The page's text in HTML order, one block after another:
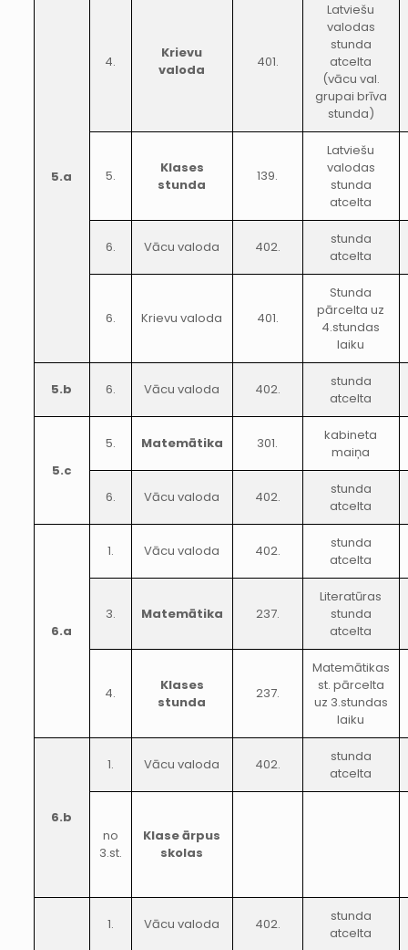
5.a
4.
Krievu
valoda
401.
Latviešu
valodas
stunda
atcelta
(vācu val.
grupai brīva
stunda)
5.
Klases
stunda
139.
Latviešu
valodas
stunda
atcelta
6. Vācu valoda 402.
stunda
atcelta
6. Krievu valoda 401.
Stunda
pārcelta uz
4.stundas
laiku
5.b 6. Vācu valoda 402.
stunda
atcelta
5.c
5. Matemātika 301.
kabineta
maiņa
6. Vācu valoda 402.
stunda
atcelta
6.a
1. Vācu valoda 402.
stunda
atcelta
3. Matemātika 237.
Literatūras
stunda
atcelta
4.
Klases
stunda
237.
Matemātikas
st. pārcelta
uz 3.stundas
laiku
6.b
1. Vācu valoda 402.
stunda
atcelta
no
3.st.
Klase ārpus
skolas
1. Vācu valoda 402.
stunda
atcelta